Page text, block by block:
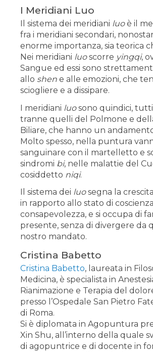
I Meridiani Luo
Il sistema dei meridiani luoè il
fra i meridiani secondari,
enorme importanza, sia teorica
Nei meridiani luoscorre yingqi,
Sangue ed essi sono
allo shen e alle emozioni, che
sciogliere e a dissipare.
I meridiani luosono quindici,
tranne quelli del Polmone e
Biliare, che hanno un
Molto spesso, nella puntura
sanguinare con il martelletto e
sindromi bi, nelle malattie del
cosiddetto niqi.
Il sistema dei luosegna la
in rapporto allo stato di
consapevolezza, e si occupa di
presente, senza di divergere da
nostro mandato.
Cristina Babetto
Cristina Babetto, laureata in
Medicina, è specialista in
Rianimazione e Terapia del
presso l’Ospedale San Pietro
di Roma.
Si è diplomata in Agopuntura
Xin Shu, all’interno della quale
di agopuntrice e di docente in